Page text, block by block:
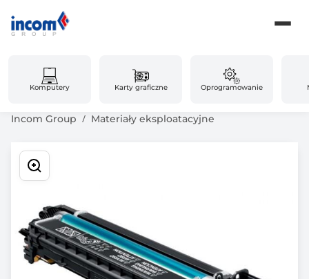
Komputery Karty graficzne Oprogramowanie
Incom Group Materiały eksploatacyjne